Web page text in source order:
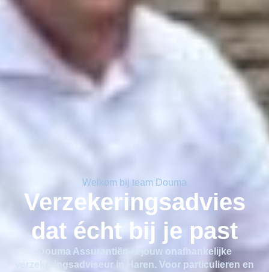
Welkom bij team Douma
Verzekeringsadvies
dat écht bij je past
Douma Assurantiën is jouw onafhankelijke
verzekeringsadviseur in Haren. Voor particulieren en